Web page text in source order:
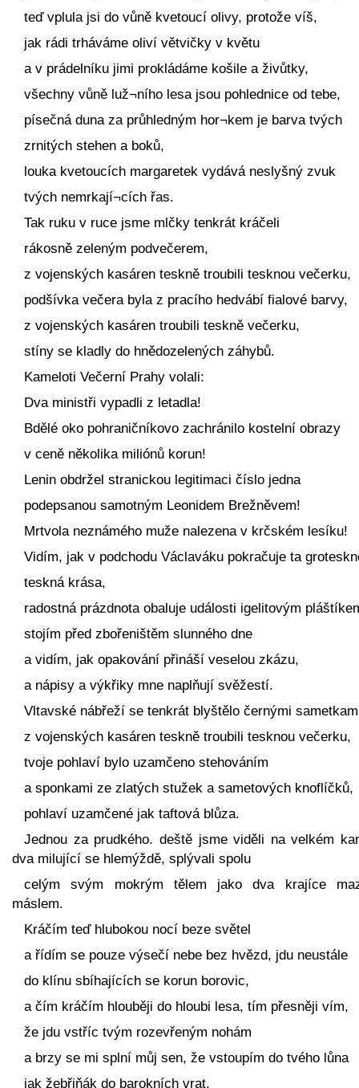
teď vplula jsi do vůně kvetoucí olivy, protože víš,
jak rádi trháváme oliví větvičky v květu
a v prádelníku jimi prokládáme košile a živůtky,
všechny vůně luž¬ního lesa jsou pohlednice od tebe,
písečná duna za průhledným hor¬kem je barva tvých
zrnitých stehen a boků,
louka kvetoucích margaretek vydává neslyšný zvuk
tvých nemrkají¬cích řas.
Tak ruku v ruce jsme mlčky tenkrát kráčeli
rákosně zeleným podvečerem,
z vojenských kasáren teskně troubili tesknou večerku,
podšívka večera byla z pracího hedvábí fialové barvy,
z vojenských kasáren troubili teskně večerku,
stíny se kladly do hnědozelených záhybů.
Kameloti Večerní Prahy volali:
Dva ministři vypadli z letadla!
Bdělé oko pohraničníkovo zachránilo kostelní obrazy
v ceně několika miliónů korun!
Lenin obdržel stranickou legitimaci číslo jedna
podepsanou samotným Leonidem Brežněvem!
Mrtvola neznámého muže nalezena v krčském lesíku!
Vidím, jak v podchodu Václaváku pokračuje ta
teskná krása,
radostná prázdnota obaluje události igelitovým
stojím před zbořeništěm slunného dne
a vidím, jak opakování přináší veselou zkázu,
a nápisy a výkřiky mne naplňují svěžestí.
Vltavské nábřeží se tenkrát blyštělo černými
z vojenských kasáren teskně troubili tesknou večerku,
tvoje pohlaví bylo uzamčeno stehováním
a sponkami ze zlatých stužek a sametových knoflíčků,
pohlaví uzamčené jak taftová blůza.
Jednou za prudkého. deště jsme viděli na velkém
dva milující se hlemýždě, splývali spolu
celým svým mokrým tělem jako dva krajíce
máslem.
Kráčím teď hlubokou nocí beze světel
a řídím se pouze výsečí nebe bez hvězd, jdu neustále
do klínu sbíhajících se korun borovic,
a čím kráčím hlouběji do hloubi lesa, tím přesněji vím,
že jdu vstříc tvým rozevřeným nohám
a brzy se mi splní můj sen, že vstoupím do tvého lůna
jak žebřiňák do barokních vrat.